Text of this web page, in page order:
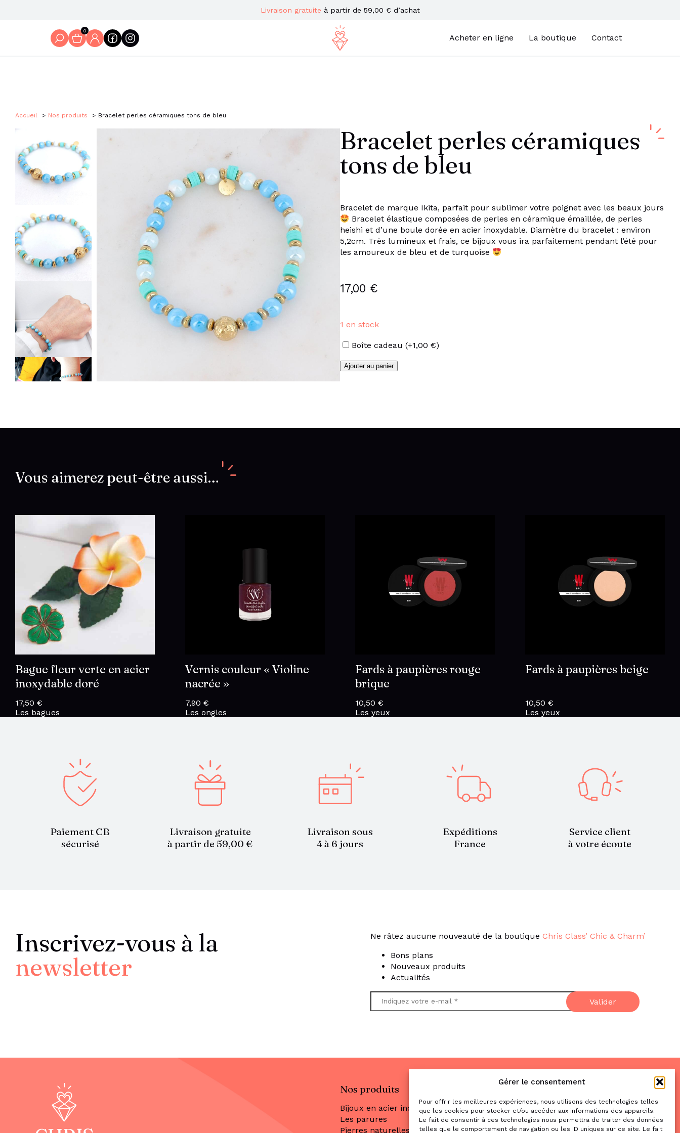
Gérer le consentement
Pour offrir les meilleures expériences, nous utilisons des technologies telles
que les cookies pour stocker et/ou accéder aux informations des appareils.
Le fait de consentir à ces technologies nous permettra de traiter des données
telles que le comportement de navigation ou les ID uniques sur ce site. Le fait
Livraison gratuite à partir de 59,00 € d’achat
0
Acheter en ligne La boutique Contact
Accueil Nos produits Bracelet perles céramiques tons de bleu
Bracelet perles céramiques
tons de bleu
Bracelet de marque Ikita, parfait pour sublimer votre poignet avec les beaux jours
Bracelet élastique composées de perles en céramique émaillée, de perles
heishi et d’une boule dorée en acier inoxydable. Diamètre du bracelet : environ
5,2cm. Très lumineux et frais, ce bijoux vous ira parfaitement pendant l’été pour
les amoureux de bleu et de turquoise
17,00 €
1 en stock
Options
Boîte cadeau (+1,00 €)
quantité
Ajouter au panier
Vous aimerez peut-être aussi…
Bague fleur verte en acier
inoxydable doré
17,50 €
Les bagues
Vernis couleur « Violine
nacrée »
7,90 €
Les ongles
Fards à paupières rouge
brique
10,50 €
Les yeux
Fards à paupières beige
10,50 €
Les yeux
Paiement CB
sécurisé
Livraison gratuite
à partir de 59,00 €
Livraison sous
4 à 6 jours
Expéditions
France
Service client
à votre écoute
Inscrivez-vous à la
newsletter
Ne râtez aucune nouveauté de la boutique Chris Class’ Chic & Charm’
Bons plans
Nouveaux produits
Actualités
Nos produits
Bijoux en acier inoxydable
Les parures
Pierres naturelles
& nous contacter
2 place de la Liberté